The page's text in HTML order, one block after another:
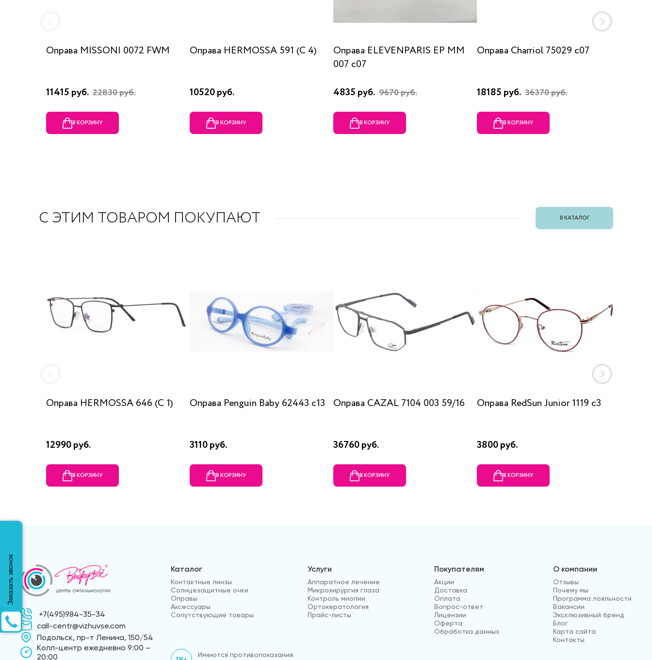
Оправа MISSONI 0072 FWM
11415 руб. 22830 руб.
В КОРЗИНУ
Оправа HERMOSSA 591 (C 4)
10520 руб.
В КОРЗИНУ
Оправа ELEVENPARIS EP MM
007 c07
4835 руб. 9670 руб.
В КОРЗИНУ
Оправа Charriol 75029 c07
18185 руб. 36370 руб.
В КОРЗИНУ
С ЭТИМ ТОВАРОМ ПОКУПАЮТ В КАТАЛОГ
Оправа HERMOSSA 646 (C 1)
12990 руб.
В КОРЗИНУ
Оправа Penguin Baby 62443 c13
3110 руб.
В КОРЗИНУ
Оправа CAZAL 7104 003 59/16
36760 руб.
В КОРЗИНУ
Оправа RedSun Junior 1119 c3
3800 руб.
В КОРЗИНУ
+7(495)984-35-34
call-centr@vizhuvse.com
Подольск, пр-т Ленина, 150/54
Kолл-центр ежедневно 9:00 –
20:00
Каталог
Контактные линзы
Солнцезащитные очки
Оправы
Аксессуары
Сопутствующие товары
Услуги
Аппаратное лечение
Микрохирургия глаза
Контроль миопии
Ортокератология
Прайс-листы
Покупателям
Акции
Доставка
Оплата
Вопрос-ответ
Лицензии
Оферта
Обработка данных
О компании
Отзывы
Почему мы
Программа лояльности
Вакансии
Эксклюзивный бренд
Блог
Карта сайта
Контакты
Имеются противопоказания.
Заказать звонок